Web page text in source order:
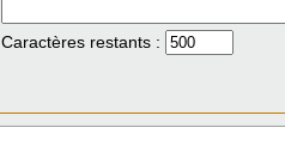
Caractères restants :